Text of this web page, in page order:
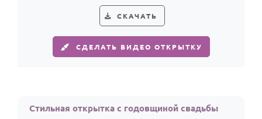
СКАЧАТЬ
СДЕЛАТЬ ВИДЕО ОТКРЫТКУ
Стильная открытка с годовщиной свадьбы